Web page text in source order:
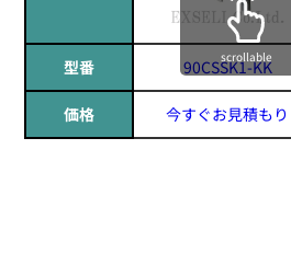
型番 90CSSK1-KK
価格 今すぐお見積もり
scrollable